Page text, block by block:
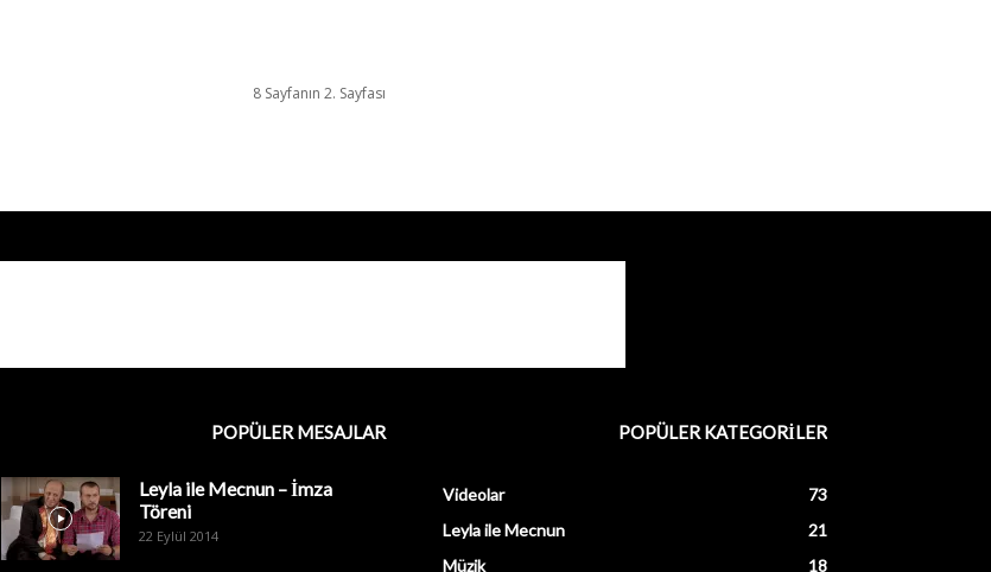
8 Sayfanın 2. Sayfası
POPÜLER MESAJLAR
Leyla ile Mecnun – İmza
Töreni
22 Eylül 2014
POPÜLER KATEGORİLER
Videolar
73
Leyla ile Mecnun
21
Müzik
18